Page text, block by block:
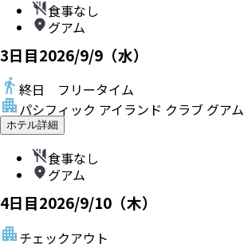
食事なし
グアム
3日目2026/9/9（水）
終日 フリータイム
パシフィック アイランド クラブ グアム
ホテル詳細
食事なし
グアム
4日目2026/9/10（木）
チェックアウト